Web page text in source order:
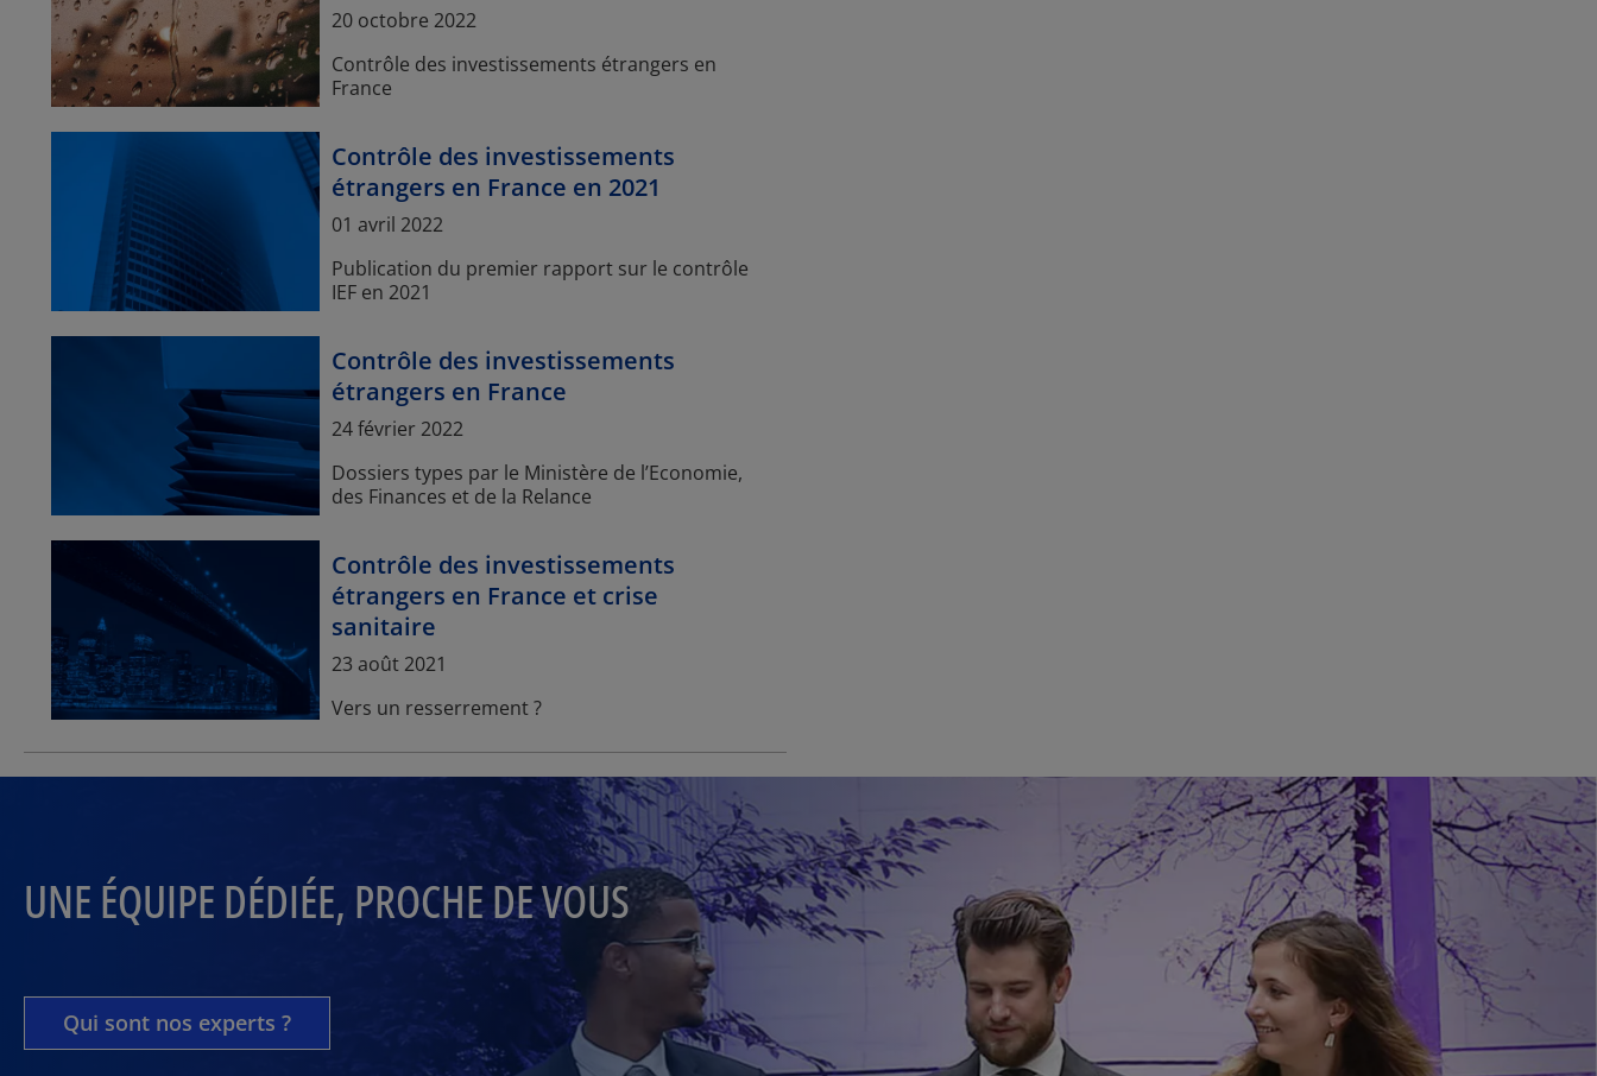
Article Posted date
20 octobre 2022
Contrôle des investissements étrangers en
France
Contrôle des investissements
étrangers en France en 2021
Article Posted date
01 avril 2022
Publication du premier rapport sur le contrôle
IEF en 2021
Contrôle des investissements
étrangers en France
Article Posted date
24 février 2022
Dossiers types par le Ministère de l’Economie,
des Finances et de la Relance
Contrôle des investissements
étrangers en France et crise
sanitaire
Article Posted date
23 août 2021
Vers un resserrement ?
UNE ÉQUIPE DÉDIÉE, PROCHE DE VOUS
Qui sont nos experts ?